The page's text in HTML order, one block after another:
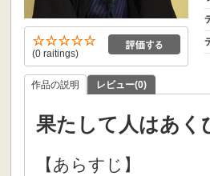
(0 raitings)
作品の説明 レビュー(0)
果たして人はあく
【あらすじ】